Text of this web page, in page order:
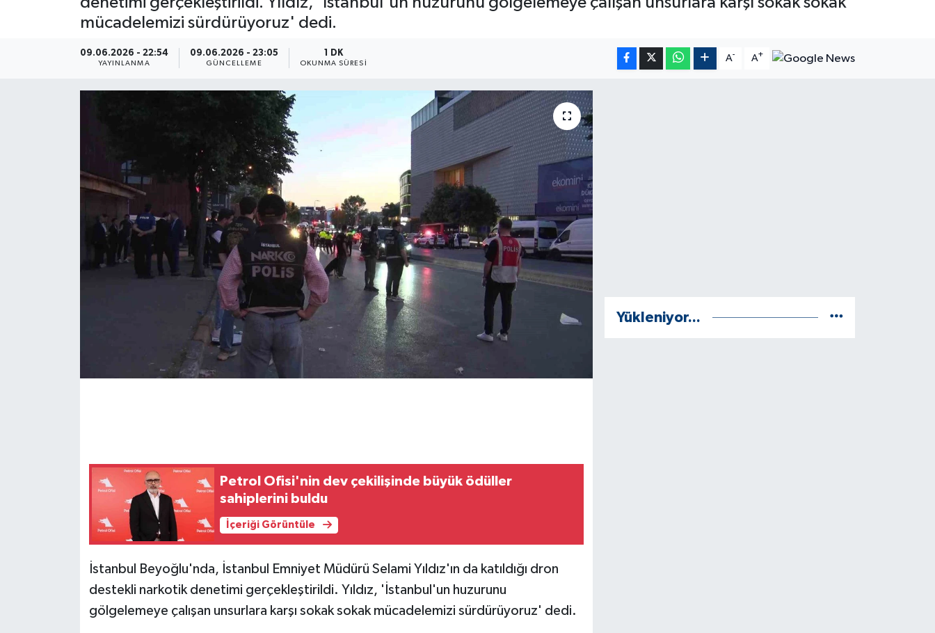
mücadelemizi sürdürüyoruz' dedi.
09.06.2026 - 22:54
YAYINLANMA
09.06.2026 - 23:05
GÜNCELLEME
1 DK
OKUNMA SÜRESI
A- A+
Petrol Ofisi'nin dev çekilişinde büyük ödüller
sahiplerini buldu
İçeriği Görüntüle
İstanbul Beyoğlu'nda, İstanbul Emniyet Müdürü Selami Yıldız'ın da katıldığı dron
destekli narkotik denetimi gerçekleştirildi. Yıldız, 'İstanbul'un huzurunu
gölgelemeye çalışan unsurlara karşı sokak sokak mücadelemizi sürdürüyoruz' dedi.
Yükleniyor...
Dış Haberler
GÜNDEM